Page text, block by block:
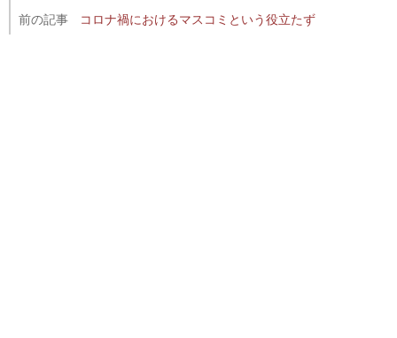
前の記事
コロナ禍におけるマスコミという役立たず